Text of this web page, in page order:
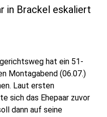
in Brackel eskaliert
hat ein 51-
Montagabend (06.07.)
Laut ersten
sich das Ehepaar zuvor
dann auf seine